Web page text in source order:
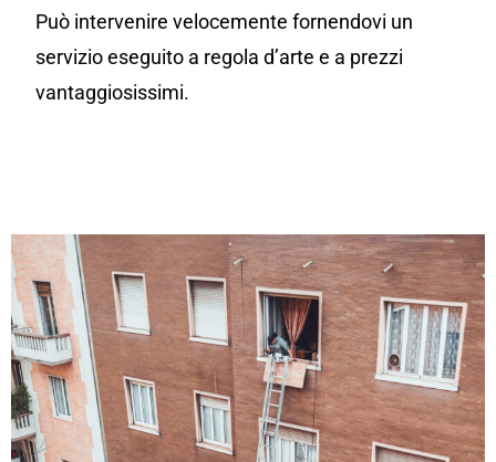
Può intervenire velocemente fornendovi un
servizio eseguito a regola d’arte e a prezzi
vantaggiosissimi.